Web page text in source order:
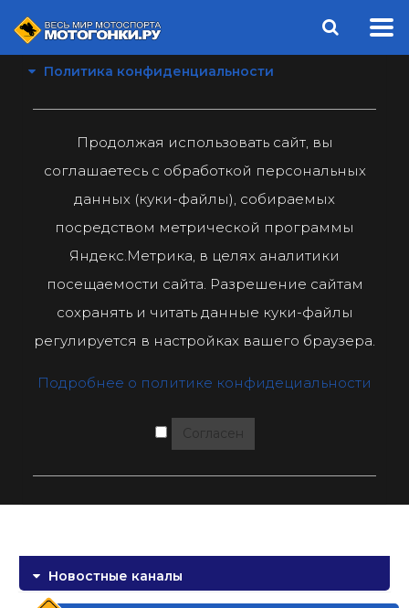
Политика конфиденциальности
Продолжая использовать сайт, вы
соглашаетесь с обработкой персональных
данных (куки-файлы), собираемых
посредством метрической программы
Яндекс.Метрика, в целях аналитики
посещаемости сайта. Разрешение сайтам
сохранять и читать данные куки-файлы
регулируется в настройках вашего браузера.
Подробнее о политике конфидециальности
Согласен
Новостные каналы